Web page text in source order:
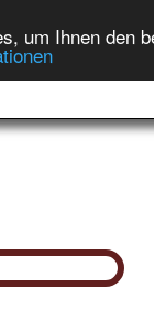
um Ihnen den